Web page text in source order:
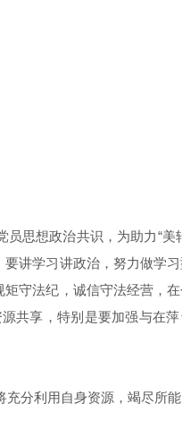
思想政治共识，为助力“美
讲学习讲政治，努力做学习
守法纪，诚信守法经营，
共享，特别是要加强与在
分利用自身资源，竭尽所